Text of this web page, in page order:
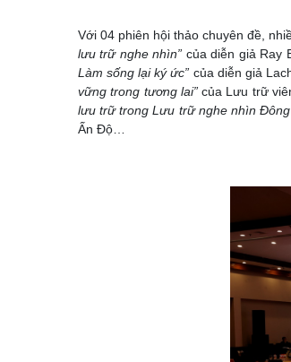
Với 04 phiên hội thảo chuyên đề,
lưu trữ nghe nhìn” của diễn giả Ray
Làm sống lại ký ức” của diễn giả
vững trong tương lai”của Lưu trữ
lưu trữ trong Lưu trữ nghe nhìn Đông
Ấn Độ…